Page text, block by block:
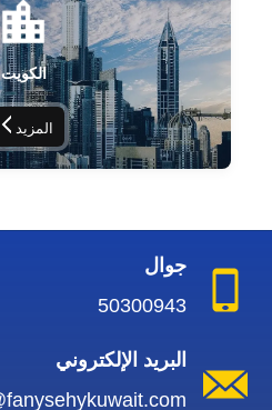
الكويت
المزيد
جوال
50300943
البريد الإلكتروني